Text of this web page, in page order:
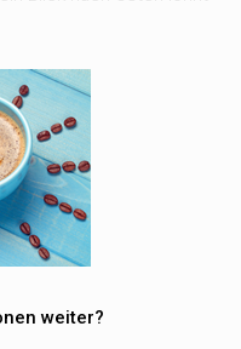
weiter?